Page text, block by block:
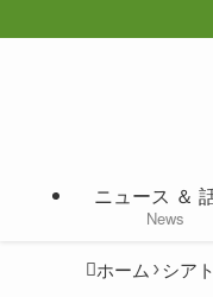
ニュース ＆
News
ホーム シア